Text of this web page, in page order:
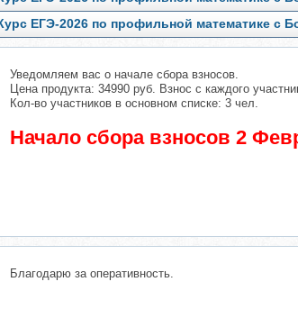
ЕГЭ-2026 по профильной математике с
Уведомляем вас о начале сбора взносов.
Цена продукта: 34990 руб. Взнос с каждого
Кол-во участников в основном списке: 3 чел.
Начало сбора взносов 2
Благодарю за оперативность.